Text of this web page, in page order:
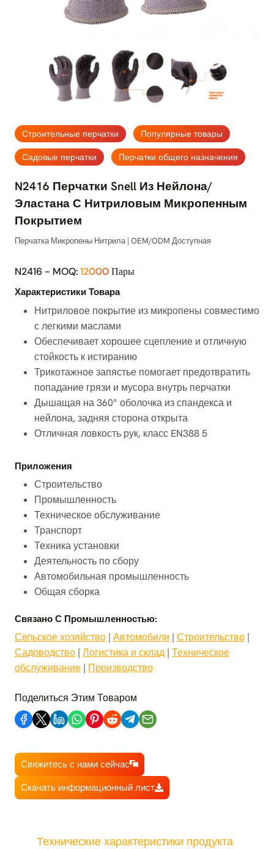
Строительные перчатки Популярные товары
Садовые перчатки Перчатки общего назначения
N2416 Перчатки Snell Из Нейлона/
Эластана С Нитриловым Микропенным
Покрытием
Перчатка Микропены Нитрила | OEM/ODM Доступная
N2416 - MOQ:12000Пары
Характеристики Товара
Нитриловое покрытие из микропены совместимо
с легкими маслами
Обеспечивает хорошее сцепление и отличную
стойкость к истиранию
Трикотажное запястье помогает предотвратить
попадание грязи и мусора внутрь перчатки
Дышащая на 360° оболочка из спандекса и
нейлона, задняя сторона открыта
Отличная ловкость рук, класс EN388 5
Приложения
Строительство
Промышленность
Техническое обслуживание
Транспорт
Техника установки
Деятельность по сбору
Автомобильная промышленность
Общая сборка
Связано С Промышленностью:
Сельское хозяйство | Автомобили | Строительство
Садоводство | Логистика и склад | Техническое
обслуживание | Производство
Поделиться Этим Товаром
Свяжитесь с нами сейчас
Скачать информационный лист
Технические характеристики продукта